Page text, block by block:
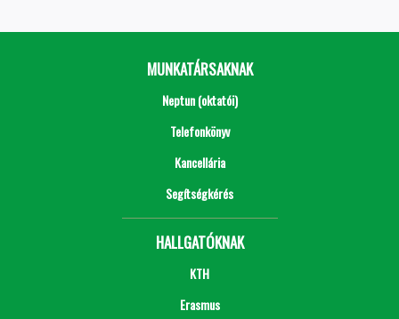
MUNKATÁRSAKNAK
Neptun (oktatói)
Telefonkönyv
Kancellária
Segítségkérés
HALLGATÓKNAK
KTH
Erasmus